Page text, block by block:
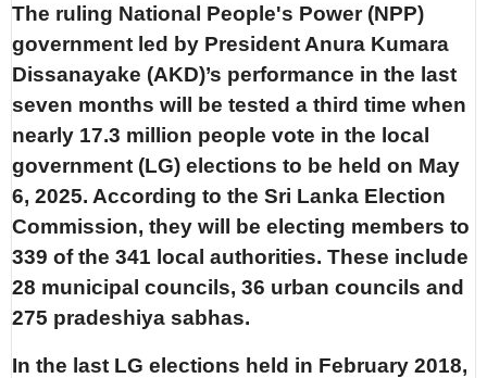
The ruling National People's Power (NPP)
government led by President Anura Kumara
Dissanayake (AKD)’s performance in the last
seven months will be tested a third time when
nearly 17.3 million people vote in the local
government (LG) elections to be held on May
6, 2025. According to the Sri Lanka Election
Commission, they will be electing members to
339 of the 341 local authorities. These include
28 municipal councils, 36 urban councils and
275 pradeshiya sabhas.
In the last LG elections held in February 2018,